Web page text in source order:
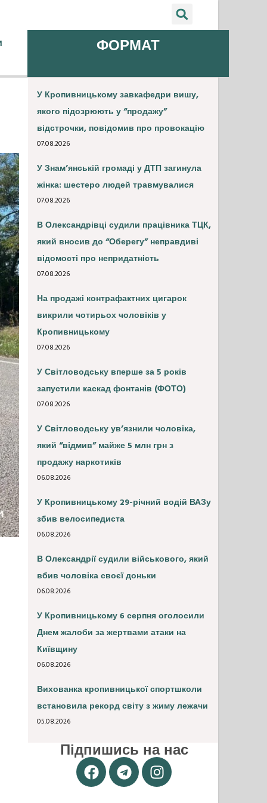
ФОРМАТ
У Кропивницькому завкафедри вишу,
якого підозрюють у “продажу”
відстрочки, повідомив про провокацію
07.08.2026
У Знам’янській громаді у ДТП загинула
жінка: шестеро людей травмувалися
07.08.2026
В Олександрівці судили працівника ТЦК,
який вносив до “Оберегу” неправдиві
відомості про непридатність
07.08.2026
На продажі контрафактних цигарок
викрили чотирьох чоловіків у
Кропивницькому
07.08.2026
У Світловодську вперше за 5 років
запустили каскад фонтанів (ФОТО)
07.08.2026
У Світловодську ув’язнили чоловіка,
який “відмив” майже 5 млн грн з
продажу наркотиків
06.08.2026
У Кропивницькому 29-річний водій ВАЗу
збив велосипедиста
06.08.2026
В Олександрії судили військового, який
вбив чоловіка своєї доньки
06.08.2026
У Кропивницькому 6 серпня оголосили
Днем жалоби за жертвами атаки на
Київщину
06.08.2026
Вихованка кропивницької спортшколи
встановила рекорд світу з жиму лежачи
05.08.2026
Підпишись на нас